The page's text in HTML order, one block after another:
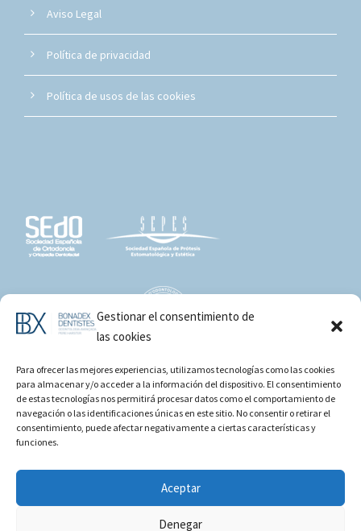
Gestionar el consentimiento de
las cookies
Para ofrecer las mejores experiencias, utilizamos tecnologías como las cookies
para almacenar y/o acceder a la información del dispositivo. El consentimiento
de estas tecnologías nos permitirá procesar datos como el comportamiento de
navegación o las identificaciones únicas en este sitio. No consentir o retirar el
consentimiento, puede afectar negativamente a ciertas características y
funciones.
Aceptar
Denegar
Aviso Legal
Política de privacidad
Política de usos de las cookies